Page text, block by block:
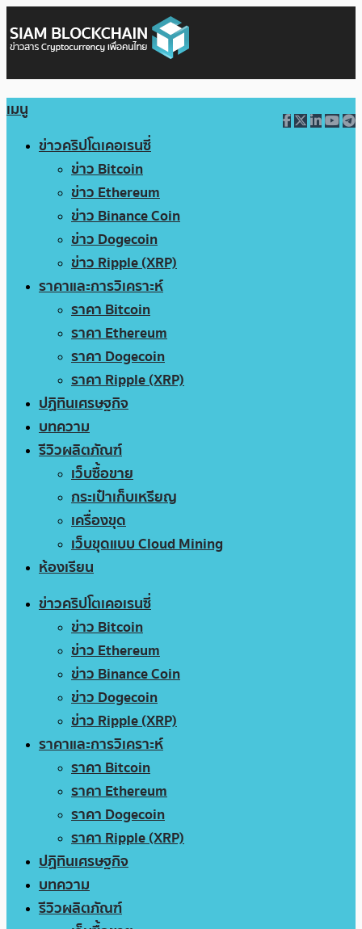
เมนู
ข่าวคริปโตเคอเรนซี่
ข่าว Bitcoin
ข่าว Ethereum
ข่าว Binance Coin
ข่าว Dogecoin
ข่าว Ripple (XRP)
ราคาและการวิเคราะห์
ราคา Bitcoin
ราคา Ethereum
ราคา Dogecoin
ราคา Ripple (XRP)
ปฏิทินเศรษฐกิจ
บทความ
รีวิวผลิตภัณฑ์
เว็บซื้อขาย
กระเป๋าเก็บเหรียญ
เครื่องขุด
เว็บขุดแบบ Cloud Mining
ห้องเรียน
ข่าวคริปโตเคอเรนซี่
ข่าว Bitcoin
ข่าว Ethereum
ข่าว Binance Coin
ข่าว Dogecoin
ข่าว Ripple (XRP)
ราคาและการวิเคราะห์
ราคา Bitcoin
ราคา Ethereum
ราคา Dogecoin
ราคา Ripple (XRP)
ปฏิทินเศรษฐกิจ
บทความ
รีวิวผลิตภัณฑ์